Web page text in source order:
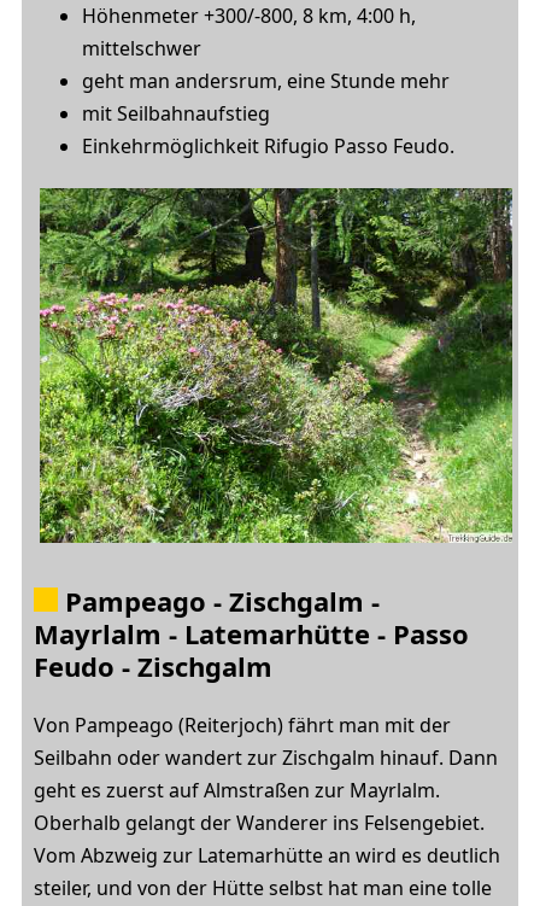
Höhenmeter +300/-800, 8 km, 4:00 h,
mittelschwer
geht man andersrum, eine Stunde mehr
mit Seilbahnaufstieg
Einkehrmöglichkeit Rifugio Passo Feudo.
Pampeago - Zischgalm -
Mayrlalm - Latemarhütte - Passo
Feudo - Zischgalm
Von Pampeago (Reiterjoch) fährt man mit der
Seilbahn oder wandert zur Zischgalm hinauf. Dann
geht es zuerst auf Almstraßen zur Mayrlalm.
Oberhalb gelangt der Wanderer ins Felsengebiet.
Vom Abzweig zur Latemarhütte an wird es deutlich
steiler, und von der Hütte selbst hat man eine tolle